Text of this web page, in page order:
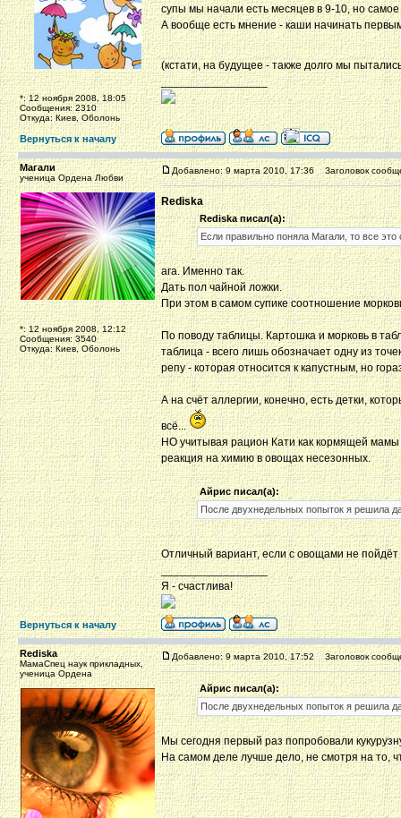
*: 12 ноября 2008, 18:05
Сообщения: 2310
Откуда: Киев, Оболонь
супы мы начали есть месяцев в 9-10, но
А вообще есть мнение - каши начинать
(кстати, на будущее - также долго мы
_________________
Вернуться к началу
Магали
ученица Ордена Любви
*: 12 ноября 2008, 12:12
Сообщения: 3540
Откуда: Киев, Оболонь
Добавлено: 9 марта 2010, 17:36 Заголовок
Rediska
Rediska писал(а):
Если правильно поняла Магали, то все
ага. Именно так.
Дать пол чайной ложки.
При этом в самом супике соотношение
По поводу таблицы. Картошка и морковь в
таблица - всего лишь обозначает одну из
репу - которая относится к капустным, но
А на счёт аллергии, конечно, есть детки,
всё...
НО учитывая рацион Кати как кормящей мамы
реакция на химию в овощах несезонных.
Айрис писал(а):
После двухнедельных попыток я решила
Отличный вариант, если с овощами не
_________________
Я - счастлива!
Вернуться к началу
Rediska
МамаСпец наук прикладных,
ученица Ордена
Добавлено: 9 марта 2010, 17:52 Заголовок
Айрис писал(а):
После двухнедельных попыток я решила
Мы сегодня первый раз попробовали
На самом деле лучше дело, не смотря на то,